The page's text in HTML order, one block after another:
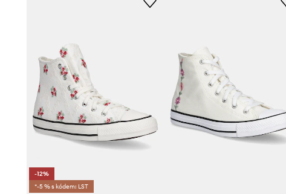
-12%
*-5 % s kódem: LST